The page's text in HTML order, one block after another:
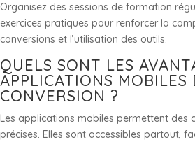
Organisez des sessions de formation
exercices pratiques pour renforcer la
conversions et l’utilisation des outils.
QUELS SONT LES
APPLICATIONS MOBILES
CONVERSION ?
Les applications mobiles permettent des
précises. Elles sont accessibles partout,